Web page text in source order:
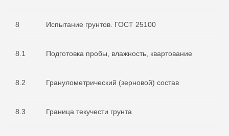
8 Испытание грунтов. ГОСТ 25100
8.1 Подготовка пробы, влажность, квартование
8.2 Гранулометрический (зерновой) состав
8.3 Граница текучести грунта